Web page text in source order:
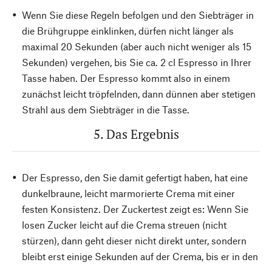
Wenn Sie diese Regeln befolgen und den Siebträger in
die Brühgruppe einklinken, dürfen nicht länger als
maximal 20 Sekunden (aber auch nicht weniger als 15
Sekunden) vergehen, bis Sie ca. 2 cl Espresso in Ihrer
Tasse haben. Der Espresso kommt also in einem
zunächst leicht tröpfelnden, dann dünnen aber stetigen
Strahl aus dem Siebträger in die Tasse.
5. Das Ergebnis
Der Espresso, den Sie damit gefertigt haben, hat eine
dunkelbraune, leicht marmorierte Crema mit einer
festen Konsistenz. Der Zuckertest zeigt es: Wenn Sie
losen Zucker leicht auf die Crema streuen (nicht
stürzen), dann geht dieser nicht direkt unter, sondern
bleibt erst einige Sekunden auf der Crema, bis er in den